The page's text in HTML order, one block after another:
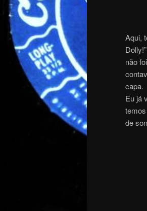
Aqui,
não
capa.
Eu já
de